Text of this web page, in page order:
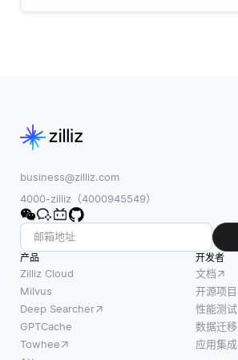
business@zilliz.com
4000-zilliz（4000945549）
产品
Zilliz Cloud
Milvus
Deep Searcher
GPTCache
Towhee
开发者
文档
开源项目
性能测试
数据迁移
应用集成